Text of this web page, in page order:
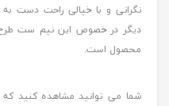
نگرانی و با خیالی راحت دست به
دیگر در خصوص این نیم ست
محصول است.
شما می توانید مشاهده کنید